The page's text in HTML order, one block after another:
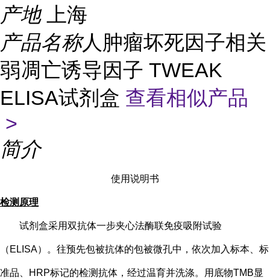
产地
上海
产品名称人肿瘤坏死因子相关
弱凋亡诱导因子 TWEAK
ELISA试剂盒 查看相似产品
>
简介
使用说明书
检测原理
试剂盒采用双抗体一步夹心法酶联免疫吸附试验
（ ELISA）。往预先包被抗体的包被微孔中，依次加入标本、标
准品、HRP标记的检测抗体，经过温育并洗涤。用底物TMB显